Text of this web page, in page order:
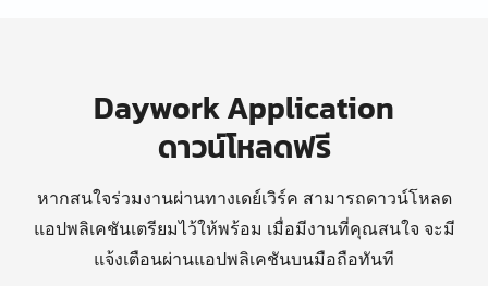
Daywork Application
ดาวน์โหลดฟรี
หากสนใจร่วมงานผ่านทางเดย์เวิร์ค สามารถดาวน์โหลด
แอปพลิเคชันเตรียมไว้ให้พร้อม เมื่อมีงานที่คุณสนใจ จะมี
แจ้งเตือนผ่านแอปพลิเคชันบนมือถือทันที